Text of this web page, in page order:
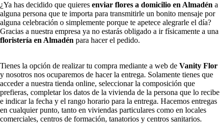
¿Ya has decidido que quieres enviar flores a domicilio en Almadén a
alguna persona que te importa para transmitirle un bonito mensaje por
alguna celebración o simplemente porque te apetece alegrarle el día?
Gracias a nuestra empresa ya no estarás obligado a ir físicamente a una
floristería en Almadén para hacer el pedido.
Tienes la opción de realizar tu compra mediante a web de Vanity Flor
y nosotros nos ocuparemos de hacer la entrega. Solamente tienes que
acceder a nuestra tienda online, seleccionar la composición que
prefieras, completar los datos de la vivienda de la persona que lo recibe
e indicar la fecha y el rango horario para la entrega. Hacemos entregas
en cualquier punto, tanto en viviendas particulares como en locales
comerciales, centros de formación, tanatorios y centros sanitarios.